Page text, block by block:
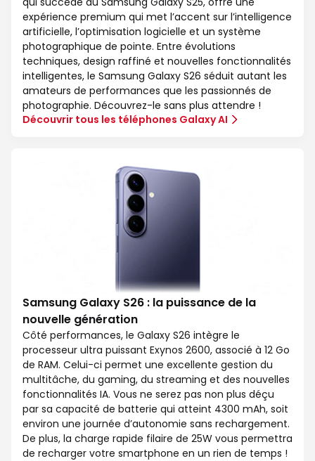
expérience premium qui met l’accent sur l’intelligence
artificielle, l’optimisation logicielle et un système
photographique de pointe. Entre évolutions
techniques, design raffiné et nouvelles fonctionnalités
intelligentes, le Samsung Galaxy S26 séduit autant les
amateurs de performances que les passionnés de
photographie. Découvrez-le sans plus attendre !
Découvrir tous les téléphones Galaxy AI
Samsung Galaxy S26 : la puissance de la
nouvelle génération
Côté performances, le Galaxy S26 intègre le
processeur ultra puissant Exynos 2600, associé à 12 Go
de RAM. Celui-ci permet une excellente gestion du
multitâche, du gaming, du streaming et des nouvelles
fonctionnalités IA. Vous ne serez pas non plus déçu
par sa capacité de batterie qui atteint 4300 mAh, soit
environ une journée d’autonomie sans rechargement.
De plus, la charge rapide filaire de 25W vous permettra
de recharger votre smartphone en un rien de temps !